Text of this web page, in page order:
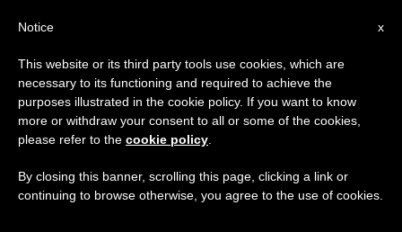
GIORNO
Febbraio 14th, 2014
ULTIME NOTIZIE
x
Notice
This website or its third party tools use cookies, which are
necessary to its functioning and required to achieve the
purposes illustrated in the cookie policy. If you want to know
more or withdraw your consent to all or some of the cookies,
please refer to the cookie policy
By closing this banner, scrolling this page, clicking a link or
continuing to browse otherwise, you agree to the use of cookies.